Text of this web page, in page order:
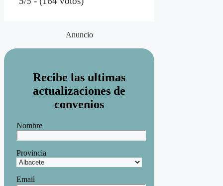
Anuncio
Recibe las ultimas
actualizaciones de
convenios
Nombre
Provincia
Email